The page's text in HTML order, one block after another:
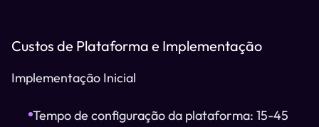
Custos de Plataforma e Implementação
Implementação Inicial
Tempo de configuração da plataforma: 15-45